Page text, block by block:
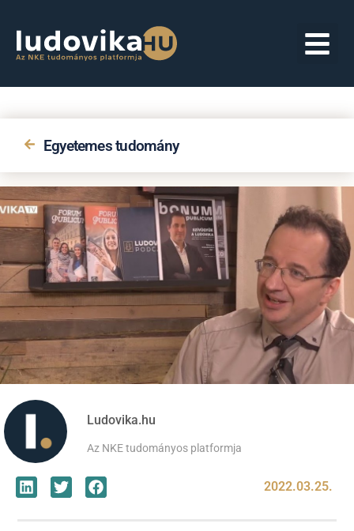
Egyetemes tudomány
Ludovika.hu
Az NKE tudományos platformja
2022.03.25.